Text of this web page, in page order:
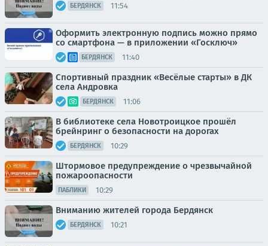
БЕРДЯНСК 11:54
Оформить электронную подпись можно прямо
со смартфона — в приложении «Госключ»
БЕРДЯНСК 11:40
Спортивный праздник «Весёлые старты» в ДК
села Андровка
БЕРДЯНСК 11:06
В библиотеке села Новотроицкое прошёл
брейнринг о безопасности на дорогах
БЕРДЯНСК 10:29
Штормовое предупреждение о чрезвычайной
пожароопасности
ПАБЛИКИ 10:29
Вниманию жителей города Бердянск
БЕРДЯНСК 10:21